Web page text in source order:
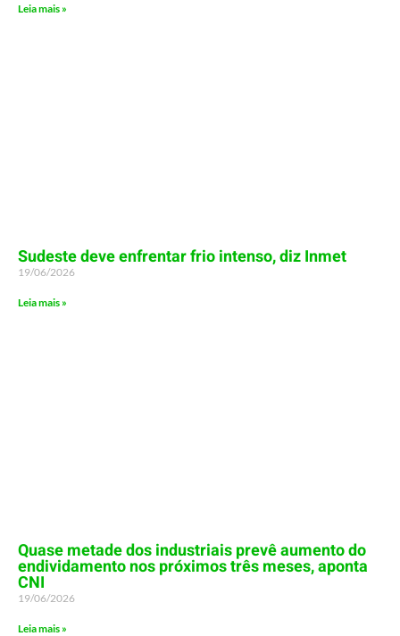
Leia mais »
Sudeste deve enfrentar frio intenso, diz Inmet
19/06/2026
Leia mais »
Quase metade dos industriais prevê aumento do
endividamento nos próximos três meses, aponta
CNI
19/06/2026
Leia mais »